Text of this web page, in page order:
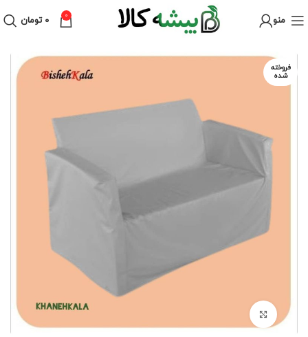
منو 0 ۰ تومان
فروخته
شده